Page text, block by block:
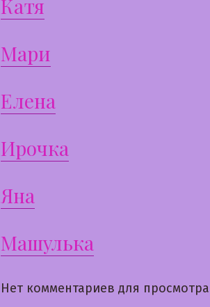
Катя
Мари
Елена
Ирочка
Яна
Машулька
Нет комментариев для